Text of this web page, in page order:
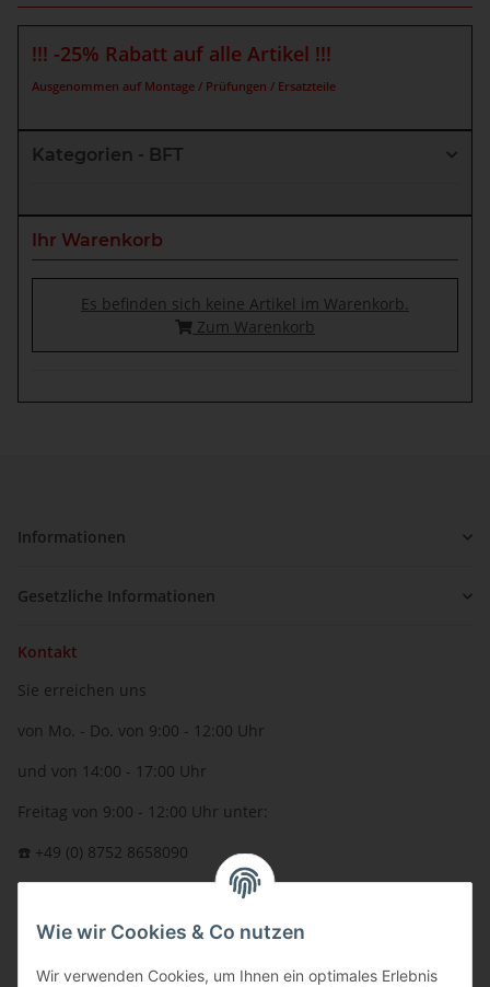
!!! -25% Rabatt auf alle Artikel !!!
Ausgenommen auf Montage / Prüfungen / Ersatzteile
Kategorien - BFT
Ihr Warenkorb
Es befinden sich keine Artikel im Warenkorb.
Zum Warenkorb
Informationen
Gesetzliche Informationen
Kontakt
Sie erreichen uns
von Mo. - Do. von 9:00 - 12:00 Uhr
und von 14:00 - 17:00 Uhr
Freitag von 9:00 - 12:00 Uhr unter:
☎️ +49 (0) 8752 8658090
oder über unserKontaktformular
BFT - Autorisierter Fachhändler
Wie wir Cookies & Co nutzen
Wir verwenden Cookies, um Ihnen ein optimales Erlebnis